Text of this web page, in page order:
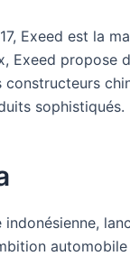
Exeed est la
Exeed propose
constructeurs
sophistiqués.
indonésienne,